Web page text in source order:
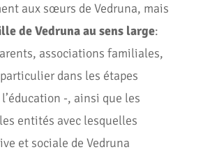
aux sœurs de Vedruna, mais
de Vedruna au sens large:
associations familiales,
dans les étapes
-, ainsi que les
entités avec lesquelles
et sociale de Vedruna